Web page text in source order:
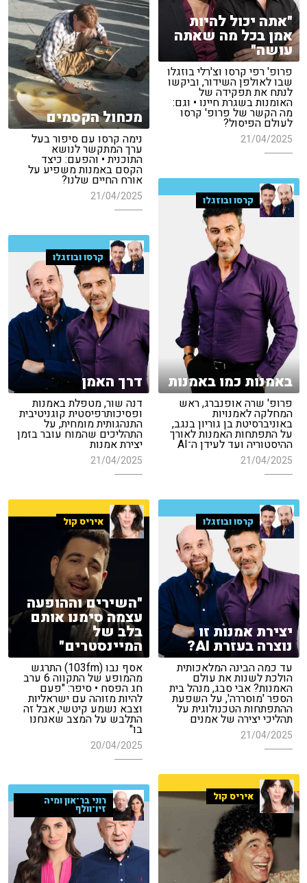
"אתה יכול להיות
אמן בכל מה שאתה
עושה"
פרופ' רפי קרסו וצ'רלי בוזגלו
שבו לאולפן השידור, וביקשו
לנתח את תפקידה של
האומנות בשגרת חיינו • וגם:
מה הקשר של פרופ' קרסו
לעולם הפיסול?
21/04/2025
מכחול הקסמים
נימה קרסו עם סיפור בעל
ערך המתקשר לנושא
התוכנית • והפעם: כיצד
הקסם באמנות משפיע על
אורח החיים שלנו?
21/04/2025 קרסו ובוזגלו
באמנות כמו באמנות
פרופ' שרה אופנברג, ראש
המחלקה לאמנויות
באוניברסיטת בן גוריון בנגב,
על התפתחות האמנות לאורך
ההיסטוריה ועד לעידן ה־AI
21/04/2025
קרסו ובוזגלו
דרך האמן
דנה שור, מטפלת באמנות
ופסיכותרפיסטית קוגניטיבית
התנהגותית מומחית, על
התהליכים שהמוח עובר בזמן
יצירת אמנות
21/04/2025
קרסו ובוזגלו
יצירת אמנות זו
נוצרה בעזרת AI?
עד כמה הבינה המלאכותית
הולכת לשנות את עולם
האמנות? אבי סבג, מנהל בית
הספר 'מוסררה', על השפעת
ההתפתחות הטכנולוגית על
תהליכי יצירה של אמנים
21/04/2025
איריס קול
"השירים וההופעה
עצמה סימנו אותם
בלב של
המיינסטרים"
אסף נבו (103fm) התרגש
מהמופע של התקווה 6 ערב
חג הפסח • סיפר: "פעם
להיות מזוהה עם ישראליות
וצבא נשמע קיטשי, אבל זה
התלבש על המצב שאנחנו
בו"
20/04/2025
איריס קול רוני בר־און ומיה
זיו־וולף